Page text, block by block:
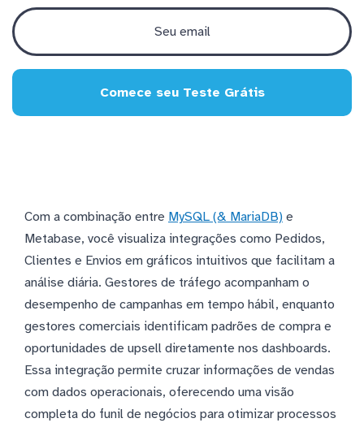
Comece seu Teste Grátis
Com a combinação entre MySQL (& MariaDB) e
Metabase, você visualiza integrações como Pedidos,
Clientes e Envios em gráficos intuitivos que facilitam a
análise diária. Gestores de tráfego acompanham o
desempenho de campanhas em tempo hábil, enquanto
gestores comerciais identificam padrões de compra e
oportunidades de upsell diretamente nos dashboards.
Essa integração permite cruzar informações de vendas
com dados operacionais, oferecendo uma visão
completa do funil de negócios para otimizar processos